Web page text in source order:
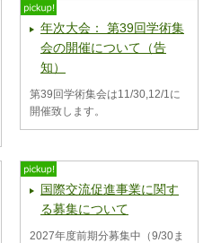
年次大会： 第39回学術集
会の開催について（告
知）
第39回学術集会は11/30,12/1に
開催致します。
国際交流促進事業に関す
る募集について
2027年度前期分募集中（9/30ま